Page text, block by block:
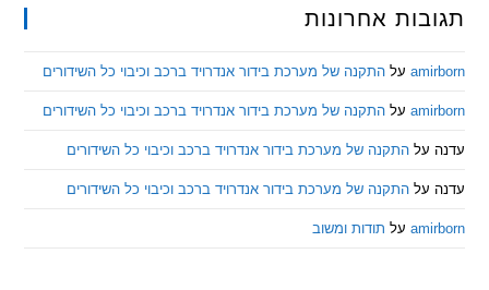
אחרונות
עלהתקנה של מערכת בידור אנדרויד ברכב וכיבוי כל השידורים
עלהתקנה של מערכת בידור אנדרויד ברכב וכיבוי כל השידורים
התקנה של מערכת בידור אנדרויד ברכב וכיבוי כל השידורים
התקנה של מערכת בידור אנדרויד ברכב וכיבוי כל השידורים
עלתודות ומשוב